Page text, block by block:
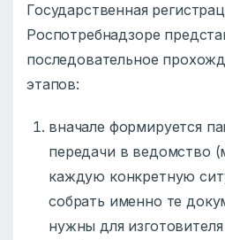
Государственная
Роспотребнадзоре
последовательное
этапов:
вначале формируется
передачи в ведомство
каждую конкретную
собрать именно те
нужны для